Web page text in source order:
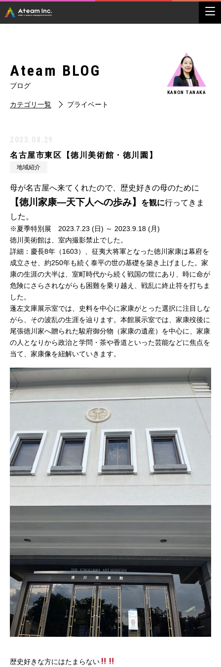
Ateam BLOG
ブログ
カテゴリ一覧 プライベート
名古屋市東区【徳川美術館・徳川園】
KANON TANAKA
地域紹介
母が名古屋へ来てくれたので、歴史好きの母のために
【徳川家康―天下人への歩み】 を観に行ってきま
した。
※夏季特別展 2023.7.23 (日) ～ 2023.9.18 (月)
徳川美術館は、室内撮影禁止でした。
詳細：慶長8年（1603）、征夷大将軍となった徳川家康は幕府を
成立させ、約250年も続く泰平の世の基礎を築き上げました。家
康の生涯の大半は、室町時代から続く戦国の世にあり、時に命が
危険にさらされながらも困難を乗り越え、戦乱に終止符を打ちま
した。
蓬左文庫展示室では、史料を中心に家康がとった選択に注目しな
がら、その波乱の生涯を辿ります。本館展示室では、家康歿後に
尾張徳川家へ贈られた駿府御分物（家康の遺産）を中心に、家康
の人となりから政治と学問・茶や香道といった芸能などに焦点を
当て、家康像を紐解いていきます。
歴史好きな方にはたまらない